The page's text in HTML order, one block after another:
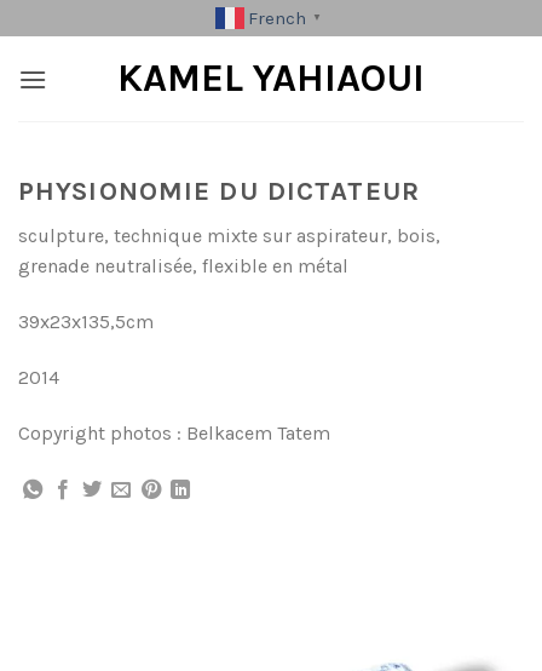
to
content
French ▼
KAMEL YAHIAOUI
PHYSIONOMIE DU DICTATEUR
sculpture, technique mixte sur aspirateur, bois,
grenade neutralisée, flexible en métal
39x23x135,5cm
2014
Copyright photos : Belkacem Tatem